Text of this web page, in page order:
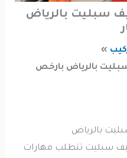
بالرياض
بالرياض بارخص
بالرياض
تتطلب مهارات